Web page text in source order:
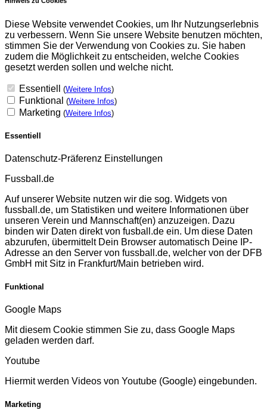
Diese Website verwendet Cookies, um Ihr Nutzungserlebnis
zu verbessern. Wenn Sie unsere Website benutzen möchten,
stimmen Sie der Verwendung von Cookies zu. Sie haben
zudem die Möglichkeit zu entscheiden, welche Cookies
gesetzt werden sollen und welche nicht.
Essentiell (Weitere Infos)
Funktional (Weitere Infos)
Marketing (Weitere Infos)
Essentiell
Datenschutz-Präferenz Einstellungen
Fussball.de
Auf unserer Website nutzen wir die sog. Widgets von
fussball.de, um Statistiken und weitere Informationen über
unseren Verein und Mannschaft(en) anzuzeigen. Dazu
binden wir Daten direkt von fusball.de ein. Um diese Daten
abzurufen, übermittelt Dein Browser automatisch Deine IP-
Adresse an den Server von fussball.de, welcher von der DFB
GmbH mit Sitz in Frankfurt/Main betrieben wird.
Funktional
Google Maps
Mit diesem Cookie stimmen Sie zu, dass Google Maps
geladen werden darf.
Youtube
Hiermit werden Videos von Youtube (Google) eingebunden.
Marketing